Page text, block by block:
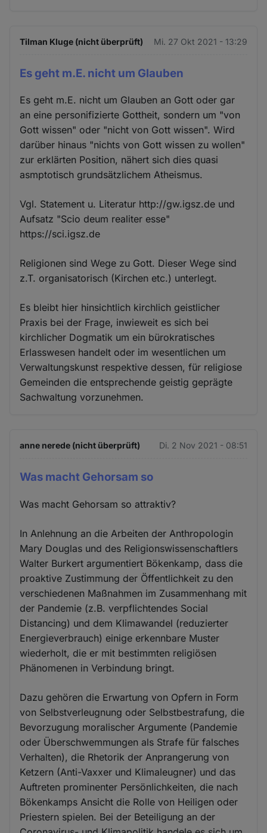
Tilman Kluge (nicht überprüft) Mi. 27 Okt 2021 - 13:29
Es geht m.E. nicht um Glauben
Es geht m.E. nicht um Glauben an Gott oder gar
an eine personifizierte Gottheit, sondern um "von
Gott wissen" oder "nicht von Gott wissen". Wird
darüber hinaus "nichts von Gott wissen zu wollen"
zur erklärten Position, nähert sich dies quasi
asmptotisch grundsätzlichem Atheismus.
Vgl. Statement u. Literatur http://gw.igsz.de und
Aufsatz "Scio deum realiter esse"
https://sci.igsz.de
Religionen sind Wege zu Gott. Dieser Wege sind
z.T. organisatorisch (Kirchen etc.) unterlegt.
Es bleibt hier hinsichtlich kirchlich geistlicher
Praxis bei der Frage, inwieweit es sich bei
kirchlicher Dogmatik um ein bürokratisches
Erlasswesen handelt oder im wesentlichen um
Verwaltungskunst respektive dessen, für religiose
Gemeinden die entsprechende geistig geprägte
Sachwaltung vorzunehmen.
anne nerede (nicht überprüft) Di. 2 Nov 2021 - 08:51
Was macht Gehorsam so
Was macht Gehorsam so attraktiv?
In Anlehnung an die Arbeiten der Anthropologin
Mary Douglas und des Religionswissenschaftlers
Walter Burkert argumentiert Bökenkamp, dass die
proaktive Zustimmung der Öffentlichkeit zu den
verschiedenen Maßnahmen im Zusammenhang mit
der Pandemie (z.B. verpflichtendes Social
Distancing) und dem Klimawandel (reduzierter
Energieverbrauch) einige erkennbare Muster
wiederholt, die er mit bestimmten religiösen
Phänomenen in Verbindung bringt.
Dazu gehören die Erwartung von Opfern in Form
von Selbstverleugnung oder Selbstbestrafung, die
Bevorzugung moralischer Argumente (Pandemie
oder Überschwemmungen als Strafe für falsches
Verhalten), die Rhetorik der Anprangerung von
Ketzern (Anti-Vaxxer und Klimaleugner) und das
Auftreten prominenter Persönlichkeiten, die nach
Bökenkamps Ansicht die Rolle von Heiligen oder
Priestern spielen. Bei der Beteiligung an der